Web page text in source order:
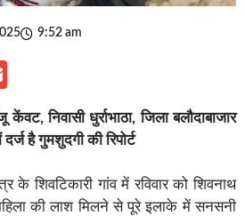
9:52 am
निवासी धुर्राभाठा, जिला बलौदाबाजार
है गुमशुदगी की रिपोर्ट
के शिवटिकारी गांव में रविवार को शिवनाथ
की लाश मिलने से पूरे इलाके में सनसनी